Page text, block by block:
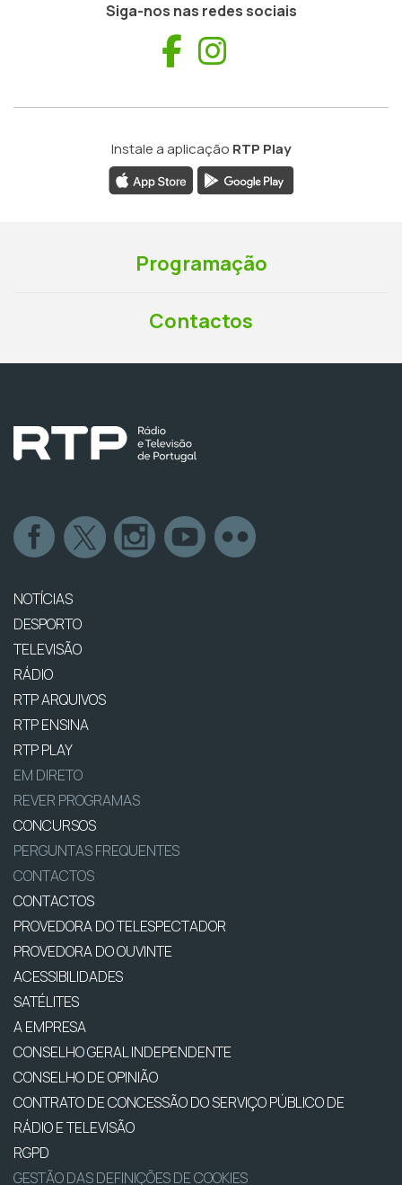
Siga-nos nas redes sociais
Facebook
Instale a aplicação RTP Play
Programação
Contactos
NOTÍCIAS
DESPORTO
TELEVISÃO
RÁDIO
RTP ARQUIVOS
RTP ENSINA
RTP PLAY
EM DIRETO
REVER PROGRAMAS
CONCURSOS
PERGUNTAS FREQUENTES
CONTACTOS
CONTACTOS
PROVEDORA DO TELESPECTADOR
PROVEDORA DO OUVINTE
ACESSIBILIDADES
SATÉLITES
A EMPRESA
CONSELHO GERAL INDEPENDENTE
CONSELHO DE OPINIÃO
CONTRATO DE CONCESSÃO DO SERVIÇO PÚBLICO DE
RÁDIO E TELEVISÃO
RGPD
GESTÃO DAS DEFINIÇÕES DE COOKIES